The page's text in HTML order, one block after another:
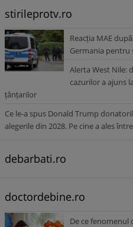
stirileprotv.ro
Reacția MAE
Germania pentru
Alerta West Nile:
cazurilor a ajuns
țânțarilor
Ce le-a spus Donald Trump
alegerile din 2028. Pe cine a ales
debarbati.ro
doctordebine.ro
De ce fenomenul